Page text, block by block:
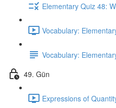
Elementary Quiz 48:
Vocabulary:
Vocabulary:
49. Gün
Expressions of